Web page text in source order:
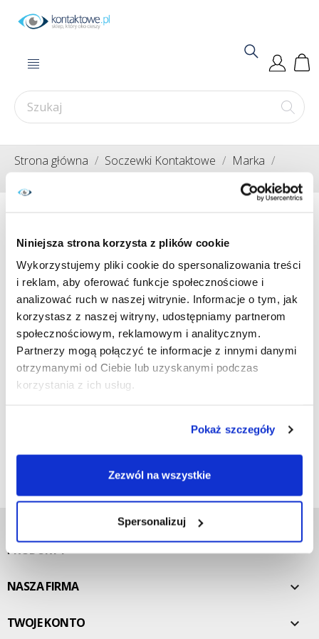
Niniejsza strona korzysta z plików cookie
Wykorzystujemy pliki cookie do spersonalizowania treści
i reklam, aby oferować funkcje społecznościowe i
analizować ruch w naszej witrynie. Informacje o tym, jak
korzystasz z naszej witryny, udostępniamy partnerom
społecznościowym, reklamowym i analitycznym.
Partnerzy mogą połączyć te informacje z innymi danymi
otrzymanymi od Ciebie lub uzyskanymi podczas
korzystania z ich usług.
Pokaż szczegóły
Zezwól na wszystkie
Spersonalizuj
Strona główna Soczewki Kontaktowe
Marka
Miesięczne
Nie można odnaleźć tej strony
Spróbuj przeszukać nasz katalog, możesz znaleźć to, czego
szukasz!
PRODUKTY 
NASZA FIRMA 
TWOJE KONTO 